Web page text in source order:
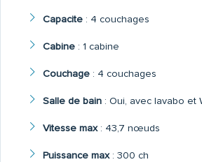
Capacite: 4 couchages
Cabine: 1 cabine
Couchage: 4 couchages
Salle de bain: Oui, avec lavabo et
Vitesse max: 43,7 nœuds
Puissance max: 300 ch